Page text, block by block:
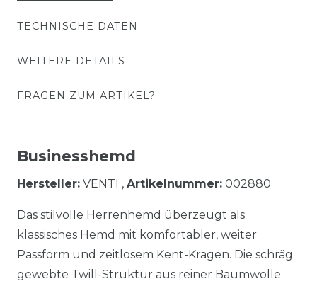
TECHNISCHE DATEN
WEITERE DETAILS
FRAGEN ZUM ARTIKEL?
Businesshemd
Hersteller: VENTI , Artikelnummer: 002880
Das stilvolle Herrenhemd überzeugt als
klassisches Hemd mit komfortabler, weiter
Passform und zeitlosem Kent-Kragen. Die schräg
gewebte Twill-Struktur aus reiner Baumwolle